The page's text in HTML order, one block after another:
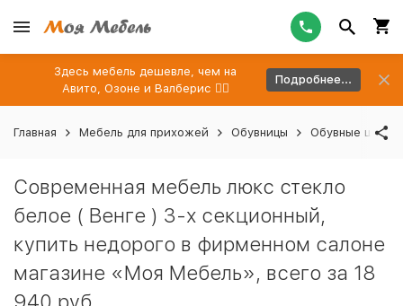
Здесь мебель дешевле, чем на
Авито, Озоне и Валберис 👉🏻
Подробнее...
Главная Мебель для прихожей Обувницы Обувные
Современная мебель люкс стекло
белое ( Венге ) 3-х секционный,
купить недорого в фирменном салоне
магазине «Моя Мебель», всего за 18